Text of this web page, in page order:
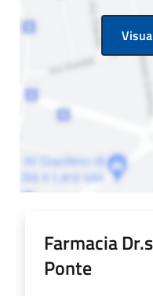
Farmacia
Ponte